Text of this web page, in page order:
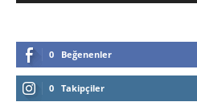
0 Beğenenler
0 Takipçiler